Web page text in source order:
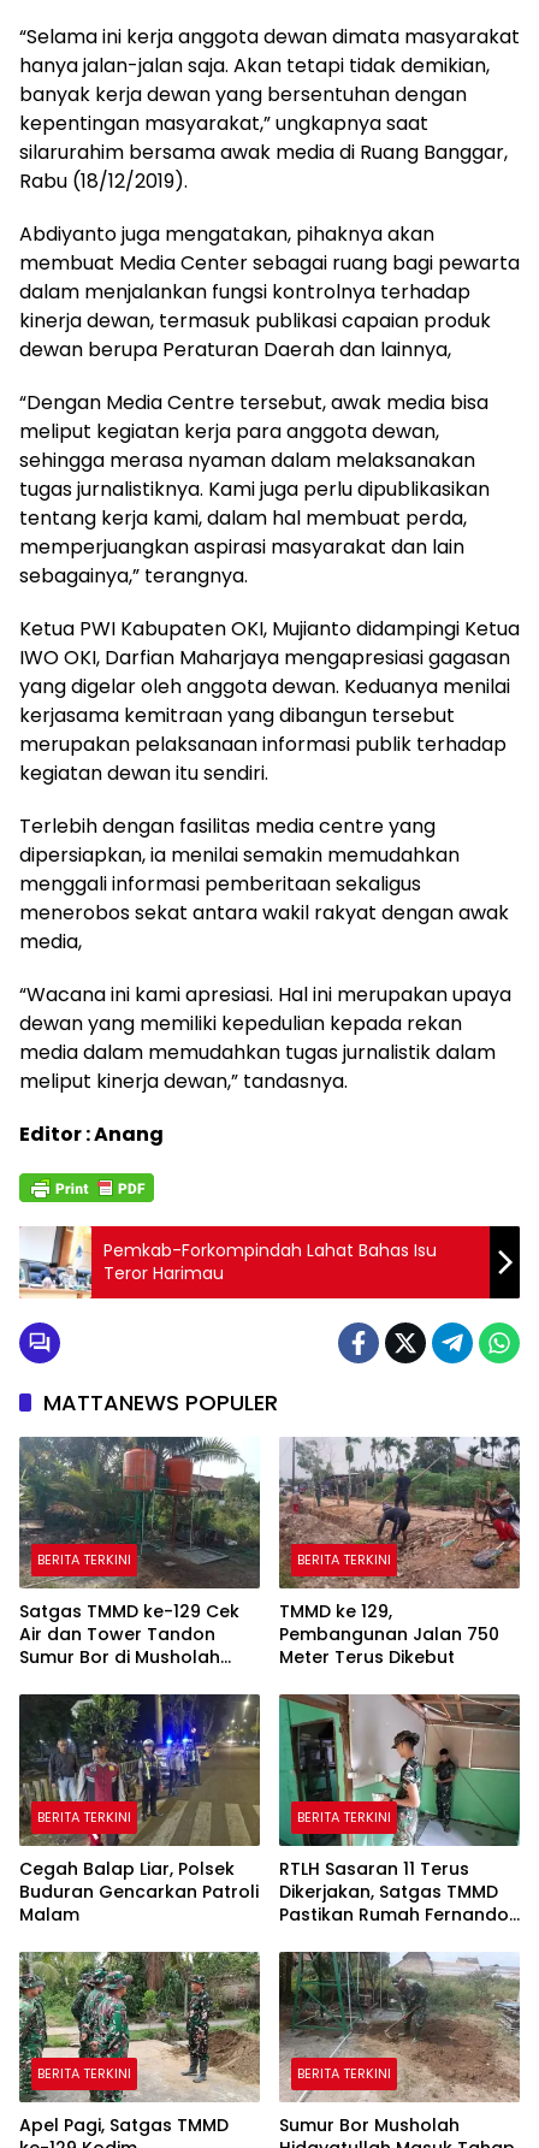
“Selama ini kerja anggota dewan dimata masyarakat
hanya jalan-jalan saja. Akan tetapi tidak demikian,
banyak kerja dewan yang bersentuhan dengan
kepentingan masyarakat,” ungkapnya saat
silarurahim bersama awak media di Ruang Banggar,
Rabu (18/12/2019).
Abdiyanto juga mengatakan, pihaknya akan
membuat Media Center sebagai ruang bagi pewarta
dalam menjalankan fungsi kontrolnya terhadap
kinerja dewan, termasuk publikasi capaian produk
dewan berupa Peraturan Daerah dan lainnya,
“Dengan Media Centre tersebut, awak media bisa
meliput kegiatan kerja para anggota dewan,
sehingga merasa nyaman dalam melaksanakan
tugas jurnalistiknya. Kami juga perlu dipublikasikan
tentang kerja kami, dalam hal membuat perda,
memperjuangkan aspirasi masyarakat dan lain
sebagainya,” terangnya.
Ketua PWI Kabupaten OKI, Mujianto didampingi Ketua
IWO OKI, Darfian Maharjaya mengapresiasi gagasan
yang digelar oleh anggota dewan. Keduanya menilai
kerjasama kemitraan yang dibangun tersebut
merupakan pelaksanaan informasi publik terhadap
kegiatan dewan itu sendiri.
Terlebih dengan fasilitas media centre yang
dipersiapkan, ia menilai semakin memudahkan
menggali informasi pemberitaan sekaligus
menerobos sekat antara wakil rakyat dengan awak
media,
“Wacana ini kami apresiasi. Hal ini merupakan upaya
dewan yang memiliki kepedulian kepada rekan
media dalam memudahkan tugas jurnalistik dalam
meliput kinerja dewan,” tandasnya.
Editor : Anang
Pemkab-Forkompindah Lahat Bahas Isu
Teror Harimau
MATTANEWS POPULER
BERITA TERKINI
Satgas TMMD ke-129 Cek
Air dan Tower Tandon
Sumur Bor di Musholah
BERITA TERKINI
TMMD ke 129,
Pembangunan Jalan 750
Meter Terus Dikebut
BERITA TERKINI
Cegah Balap Liar, Polsek
Buduran Gencarkan Patroli
Malam
BERITA TERKINI
RTLH Sasaran 11 Terus
Dikerjakan, Satgas TMMD
Pastikan Rumah Fernando
BERITA TERKINI
Apel Pagi, Satgas TMMD
BERITA TERKINI
Sumur Bor Musholah